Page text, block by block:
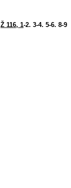
Ž 116, 1-2. 3-4. 5-6. 8-9